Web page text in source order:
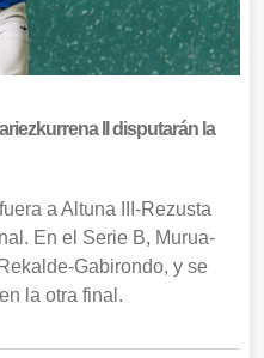
II disputarán la
a Altuna III-Rezusta
En el Serie B, Murua-
Gabirondo, y se
la otra final.